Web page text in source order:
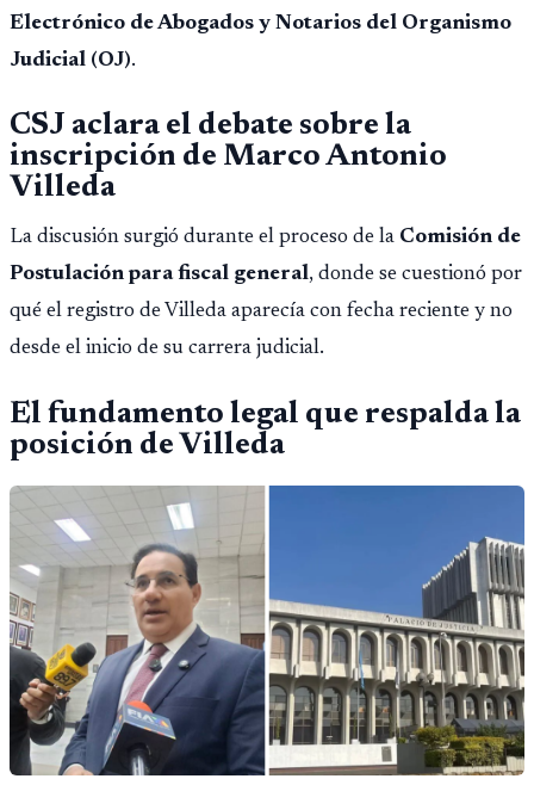
Electrónico de Abogados y Notarios del Organismo
Judicial (OJ).
CSJ aclara el debate sobre la
inscripción de Marco Antonio
Villeda
La discusión surgió durante el proceso de la Comisión de
Postulación para fiscal general, donde se cuestionó por
qué el registro de Villeda aparecía con fecha reciente y no
desde el inicio de su carrera judicial.
El fundamento legal que respalda la
posición de Villeda